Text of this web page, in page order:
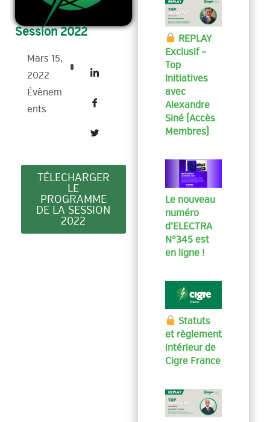
Session 2022
Mars 15,
2022
Évènem
Ents
TÉLECHARGER
LE
PROGRAMME
DE LA SESSION
2022
REPLAY
Exclusif –
Top
Initiatives
avec
Alexandre
Siné (Accès
Membres)
Le nouveau
numéro
d’ELECTRA
N°345 est
en ligne !
Statuts
et règlement
intérieur de
Cigre France